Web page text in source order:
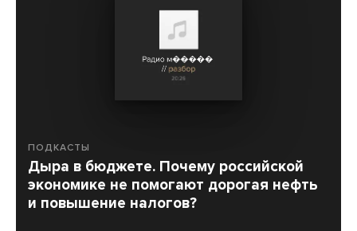
ПОДКАСТЫ
Дыра в бюджете. Почему российской
экономике не помогают дорогая нефть
и повышение налогов?